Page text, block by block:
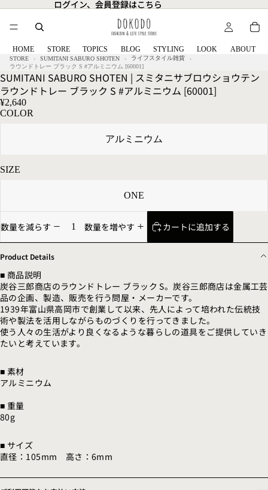
ログイン、会員登録はこちら
ログイン、会員登録はこちら
HOME STORE TOPICS BLOG STYLING LOOK ABOUT
STORE SUMITANI SABURO SHOTEN
ライフスタイル雑貨
ラウンドトレー ブラック S #アルミニウム [60001]
SUMITANI SABURO SHOTEN | スミタニサブロウショウテン
ラウンドトレー ブラック S #アルミニウム [60001]
¥2,640
COLOR
アルミニウム
SIZE
ONE
数量を減らす 数量を増やす カートに追加する
Product Details
■ 商品説明
炭谷三郎商店のラウンドトレー ブラック S。炭谷三郎商店は金属工芸
品の企画、製造、販売を行う問屋・メーカーです。
1939年富山県高岡市で創業して以来、先人によって培われた伝統技
術や製法を活用しながらものづくりを行ってきました。
使う人々の生活がより良くなるような暮らしの道具をご提供していき
たいと考えています。
■ 素材
アルミニウム
■ 重量
80g
■ サイズ
直径：105mm 高さ：6mm